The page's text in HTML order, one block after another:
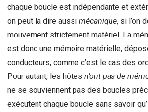
chaque boucle est indépendante et
on peut la dire aussi mécanique, si l’on
mouvement strictement matériel. La
est donc une mémoire matérielle,
conducteurs, comme c’est le cas des
Pour autant, les hôtes n’ont pas de
ne se souviennent pas des boucles
exécutent chaque boucle sans savoir